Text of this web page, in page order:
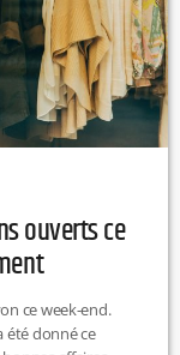
ouverts ce
ce week-end.
été donné ce